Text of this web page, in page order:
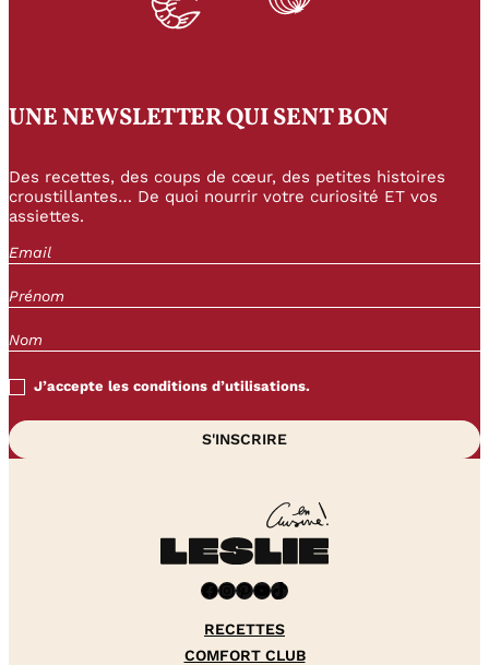
UNE NEWSLETTER QUI SENT BON
Des recettes, des coups de cœur, des petites histoires
croustillantes… De quoi nourrir votre curiosité ET vos
assiettes.
J’accepte les conditions d’utilisations.
Facebook InstagramPinterest YouTube TikTok
RECETTES
COMFORT CLUB